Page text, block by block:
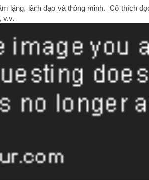
lặng, lãnh đạo và thông minh.  Cô thích
v.v.